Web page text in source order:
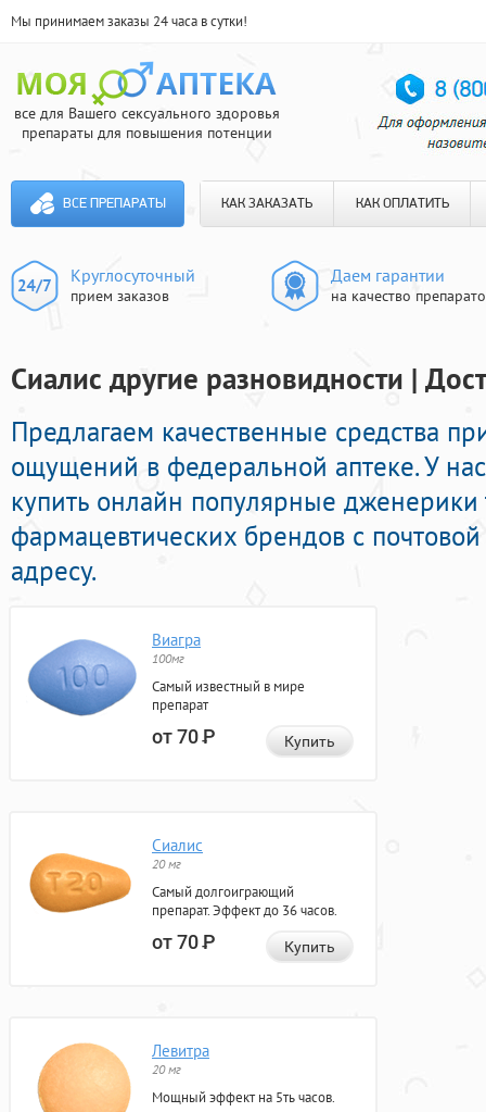
Мы принимаем заказы 24 часа в сутки!
все для Вашего сексуального здоровья
препараты для повышения потенции
ВСЕ ПРЕПАРАТЫ КАК ЗАКАЗАТЬ КАК ОПЛАТИТЬ
Круглосуточный
прием заказов
Даем гарантии
на качество
Сиалис другие разновидности |
Предлагаем качественные средства
ощущений в федеральной аптеке. У
купить онлайн популярные дженерики
фармацевтических брендов с
адресу.
Виагра
100мг
Самый известный в мире
препарат
от 70Р Купить
Сиалис
20 мг
Самый долгоиграющий
препарат. Эффект до 36 часов.
от 70Р Купить
Левитра
20 мг
Мощный эффект на 5ть часов.